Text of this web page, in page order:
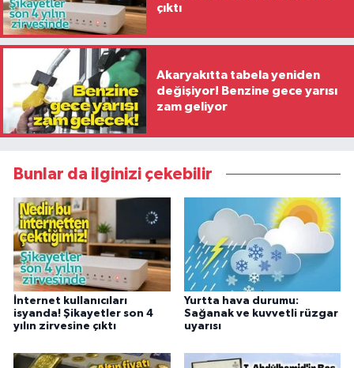
çıktı
Akaryakıtta tabela yeniden
değişiyor! Benzine gece yarısı
zam geliyor
Bunlar da ilginizi çekebilir
İnternet kullanıcıları
isyanda! Şikayetler son 4
yılın zirvesine çıktı
Yurtta hava durumu:
Sağanak ve kuvvetli rüzgar
uyarısı